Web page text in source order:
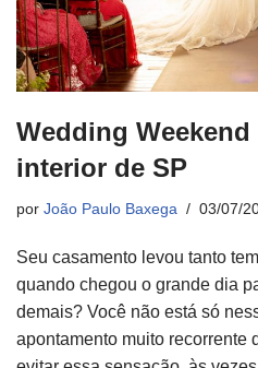
Wedding
interior de SP
por João Paulo Baxega 03/07/
Seu casamento levou tanto
quando chegou o grande dia
demais? Você não está só
apontamento muito recorrente